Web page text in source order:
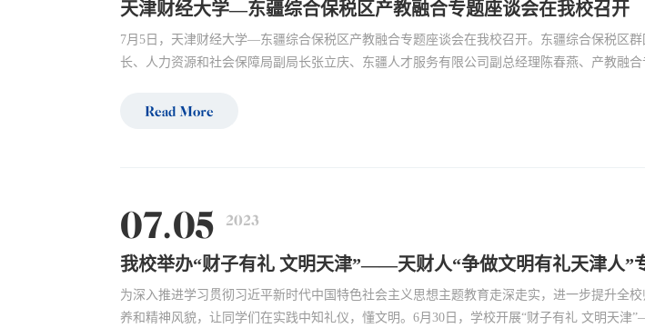
天津财经大学—东疆综合保税区产教融合专题座谈会在我校召开
7月5日，天津财经大学—东疆综合保税区产教融合专题座谈会在我校召开。东疆综合保税区群
长、人力资源和社会保障局副局长张立庆、东疆人才服务有限公司副总经理陈春燕、产教融
Read More
07.05 2023
为深入推进学习贯彻习近平新时代中国特色社会主义思想主题教育走深走实，进一步提升全
养和精神风貌，让同学们在实践中知礼仪，懂文明。6月30日，学校开展“财子有礼 文明天津